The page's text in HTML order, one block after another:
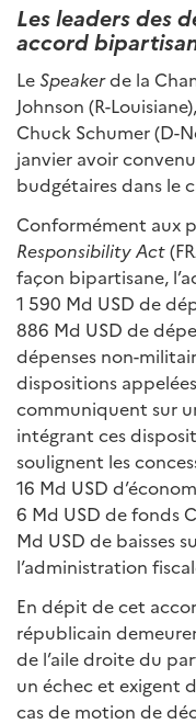
Les leaders des
accord
LeSpeakerde la
Johnson (R-
Chuck Schumer (D-
janvier avoir
budgétaires dans le
Conformément aux
Responsibility Act
façon bipartisane,
1 590 Md USD de
886 Md USD de
dépenses non-
dispositions appelées
communiquent sur
intégrant ces
soulignent les
16 Md USD
6 Md USD de fonds
Md USD de baisses
l’administration
En dépit de cet
républicain
de l’aile droite du
un échec et exigent
cas de motion de